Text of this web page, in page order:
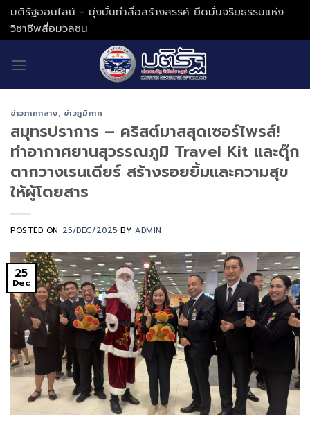
Skip
to
content
มติรัฐออนไลน์ - มุ่งมั่นทำสื่อสร้างสรรค์ ยึดมั่นจริยธรรมแห่ง
วิชาชีพสื่อมวลชน
ข่าวภาคกลาง, ข่าวภูมิภาค
สมุทรปราการ – คริสต์มาสสุดเซอร์ไพรส์!
ท่าอากาศยานสุวรรณภูมิ Travel Kit และตุ๊ก
ตากวางเรนเดียร์ สร้างรอยยิ้มและความสุข
ให้ผู้โดยสาร
POSTED ON 25/DEC/2025 BYADMIN
25
Dec